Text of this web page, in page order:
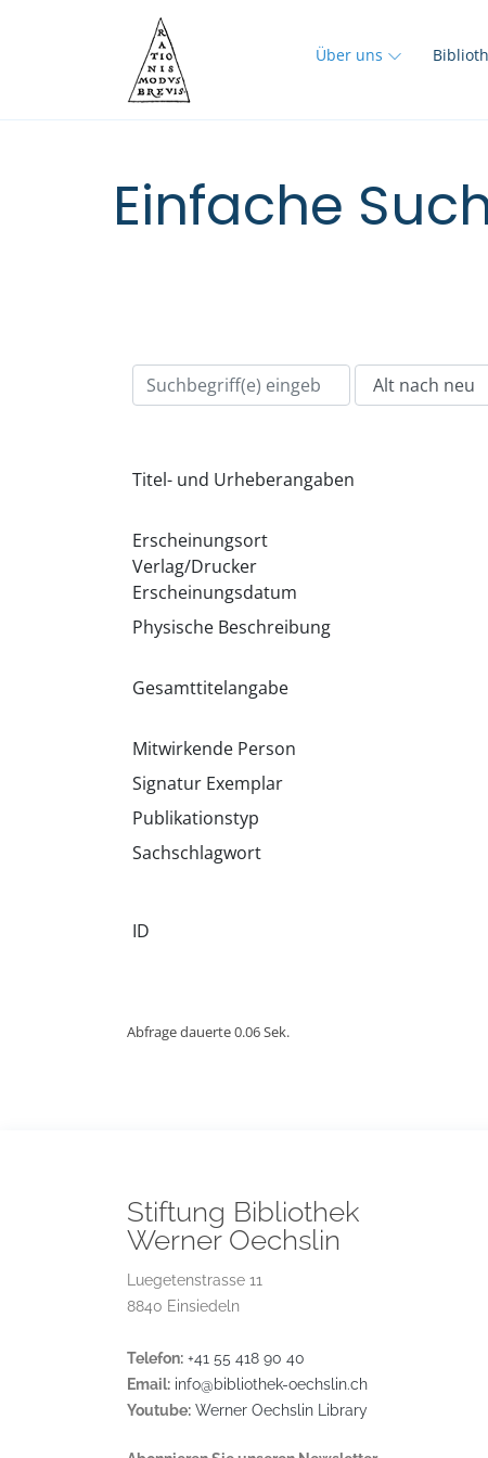
Über uns
Einfache
Titel- und Urheberangaben
Erscheinungsort
Verlag/Drucker
Erscheinungsdatum
Physische Beschreibung
Gesamttitelangabe
Mitwirkende Person
Signatur Exemplar
Publikationstyp
Sachschlagwort
ID
Abfrage dauerte 0.06 Sek.
Stiftung Bibliothek
Werner Oechslin
Luegetenstrasse 11
8840 Einsiedeln
Telefon: +41 55 418 90 40
Email: info@bibliothek-oechslin.ch
Youtube: Werner Oechslin Library